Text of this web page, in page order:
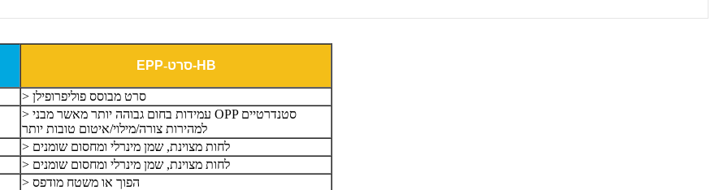
EPP- סרט-HB
> סרט מבוסס פוליפרופילן
> עמידות בחום גבוהה יותר מאשר מבני OPP סטנדרטיים
למהירות צורה/מילוי/איטום טובות יותר
> לחות מצוינת, שמן מינרלי ומחסום שומנים
> לחות מצוינת, שמן מינרלי ומחסום שומנים
> הפוך או משטח מודפס